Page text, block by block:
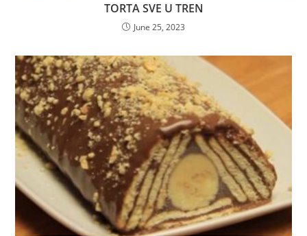
TORTA SVE U TREN
June 25, 2023